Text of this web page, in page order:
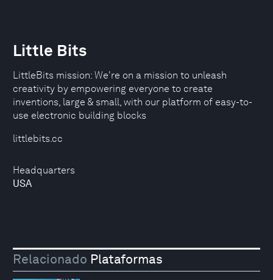
Headquarters
USA
Little Bits
LittleBits mission: We're on a mission to unleash
creativity by empowering everyone to create
inventions, large & small, with our platform of easy-to-
use electronic building blocks
littlebits.cc
Relacionado Plataformas